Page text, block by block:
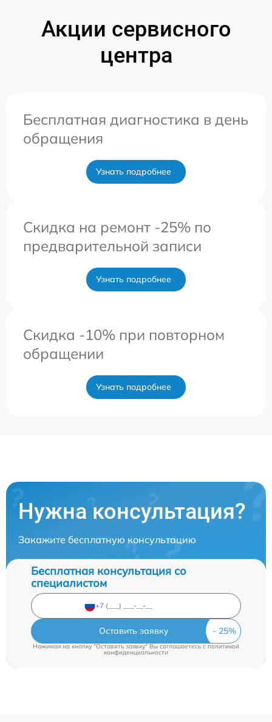
Акции сервисного
центра
Бесплатная диагностика в день
обращения
Узнать подробнее
Скидка на ремонт -25% по
предварительной записи
Узнать подробнее
Скидка -10% при повторном
обращении
Узнать подробнее
Нужна консультация?
Закажите бесплатную консультацию
Бесплатная консультация со
специалистом
Оставить заявку
Нажимая на кнопку "Оставить заявку" Вы соглашаетесь cполитикой
конфиденциальности